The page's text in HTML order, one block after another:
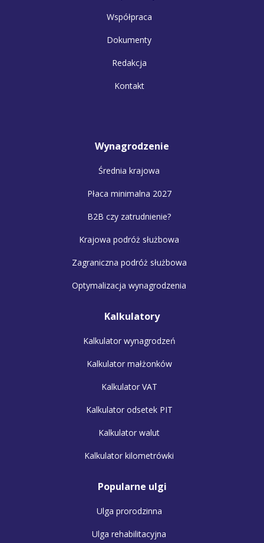
Współpraca
Dokumenty
Redakcja
Kontakt
Wynagrodzenie
Średnia krajowa
Płaca minimalna 2027
B2B czy zatrudnienie?
Krajowa podróż służbowa
Zagraniczna podróż służbowa
Optymalizacja wynagrodzenia
Kalkulatory
Kalkulator wynagrodzeń
Kalkulator małżonków
Kalkulator VAT
Kalkulator odsetek PIT
Kalkulator walut
Kalkulator kilometrówki
Popularne ulgi
Ulga prorodzinna
Ulga rehabilitacyjna